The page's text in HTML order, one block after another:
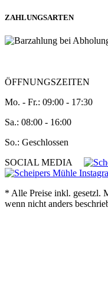
ZAHLUNGSARTEN
ÖFFNUNGSZEITEN
Mo. - Fr.: 09:00 - 17:30
Sa.: 08:00 - 16:00
So.: Geschlossen
SOCIAL MEDIA
* Alle Preise inkl. gesetzl.
wenn nicht anders